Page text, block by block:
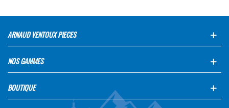
ARNAUD VENTOUX PIECES
NOS GAMMES
BOUTIQUE